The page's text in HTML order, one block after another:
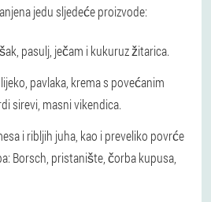
jedu sljedeće proizvode:
pasulj, ječam i kukuruz žitarica.
pavlaka, krema s povećanim
sirevi, masni vikendica.
i ribljih juha, kao i preveliko povrće
Borsch, pristanište, čorba kupusa,